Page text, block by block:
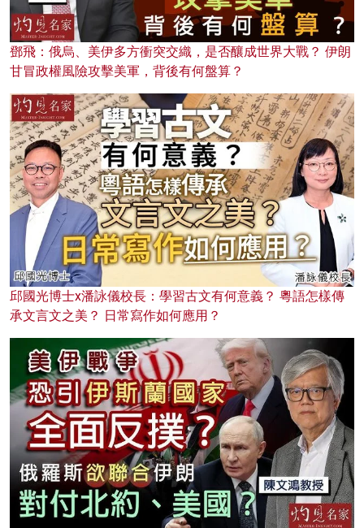
鄧飛：俄烏、美伊多方衝突交織，是否釀成世界大戰？ 伊朗
甘冒政權風險攻擊美軍，背後有何盤算？
邱國光博士x潘詠儀校長：學習古文有何意義？ 粵語怎樣傳
承文言文之美？ 日常寫作如何應用？